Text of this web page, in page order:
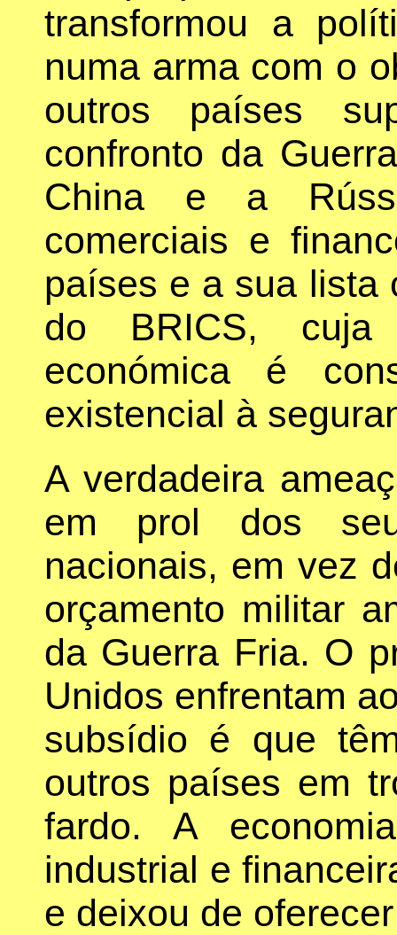
transformou a
numa arma com o
outros países
confronto da
China e a
comerciais e
países e a sua lista
do BRICS, cuja
económica é
existencial à
A verdadeira
em prol dos
nacionais, em vez
orçamento militar
da Guerra Fria. O
Unidos enfrentam
subsídio é que
outros países em
fardo. A
industrial e
e deixou de